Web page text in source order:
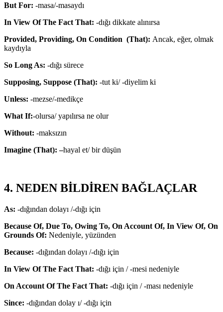
But For: -masa/-masaydı
In View Of The Fact That: -dığı dikkate alınırsa
Provided, Providing, On Condition (That): Ancak, eğer, olmak
kaydıyla
So Long As: -dığı sürece
Supposing, Suppose (That): -tut ki/ -diyelim ki
Unless: -mezse/-medikçe
What If:-olursa/ yapılırsa ne olur
Without: -maksızın
Imagine (That): –hayal et/ bir düşün
4. NEDEN BİLDİREN BAĞLAÇLAR
As: -dığından dolayı /-dığı için
Because Of, Due To, Owing To, On Account Of, In View Of, On
Grounds Of: Nedeniyle, yüzünden
Because: -dığından dolayı /-dığı için
In View Of The Fact That: -dığı için / -mesi nedeniyle
On Account Of The Fact That: -dığı için / -ması nedeniyle
Since: -dığından dolay ı/ -dığı için